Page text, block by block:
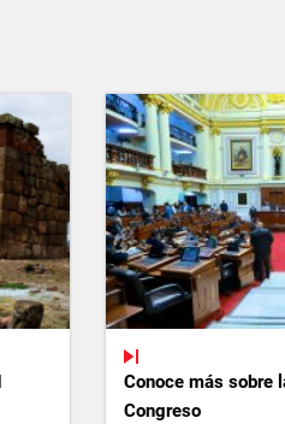
Conoce más sobre
Congreso